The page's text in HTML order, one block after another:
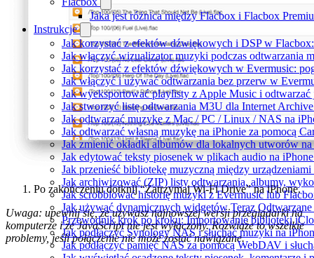
Jaka jest różnica między Flacbox i Flacbox
Instrukcje
Jak korzystać z efektów dźwiękowych i DSP w
Jak włączyć wizualizator muzyki podczas odtwarzania
Jak korzystać z efektów dźwiękowych w Evermusic:
Jak włączyć i używać odtwarzania bez przerw w
Jak wyeksportować playlisty z Apple Music i
Jak stworzyć listę odtwarzania M3U dla Internet
Jak odtwarzać muzykę z Mac / PC / Linux / NAS na
Jak odtwarzać własną muzykę na iPhonie za pomocą
Jak zmienić okładki albumów dla lokalnych utworów
Jak edytować teksty piosenek w plikach audio na
Jak przenieść bibliotekę muzyczną między
Jak archiwizować (ZIP) listy odtwarzania, albumy,
Jak scrobblować historię muzyki z Evermusic lub
Jak używać dynamicznych widgetów Teraz
Przewodnik krok po kroku: Importowanie biblioteki
Jak podłączyć Synology NAS i słuchać muzyki na
Jak podłączyć pamięć NAS za pomocą WebDAV i
Po zakończeniu dotknij “Zatrzymaj Wi-Fi Drive” na iPhone.
Uwaga: upewnij się, że używasz najnowszej wersji przeglądarki na
komputerze i że JavaScript nie jest wyłączony. Rozwiąże to wszelkie
problemy, jeśli połączenie nie może zostać nawiązane.